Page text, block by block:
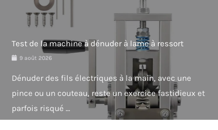
Test de la machine à dénuder à lame à ressort
9 août 2026
Dénuder des fils électriques à la main, avec une
pince ou un couteau, reste un exercice fastidieux et
parfois risqué ...